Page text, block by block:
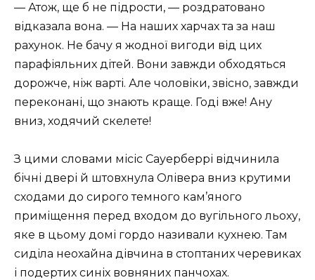
— Атож, ще б не підрости, — роздратовано
відказала вона. — На наших харчах та за наш
рахунок. Не бачу я жодної вигоди від цих
парафіяльних дітей. Вони завжди обходяться
дорожче, ніж варті. Але чоловіки, звісно, завжди
переконані, що знають краще. Годі вже! Ану
вниз, ходячий скелете!
З цими словами місіс Сауерберрі відчинила
бічні двері й штовхнула Олівера вниз крутими
сходами до сирого темного кам’яного
приміщення перед входом до вугільного льоху,
яке в цьому домі гордо називали кухнею. Там
сиділа неохайна дівчина в стоптаних черевиках
і подертих синіх вовняних панчохах.